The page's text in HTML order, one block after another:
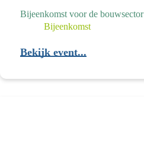
Bijeenkomst voor de bouwsector
Bijeenkomst
Bekijk event...
Bijeenkomst
de